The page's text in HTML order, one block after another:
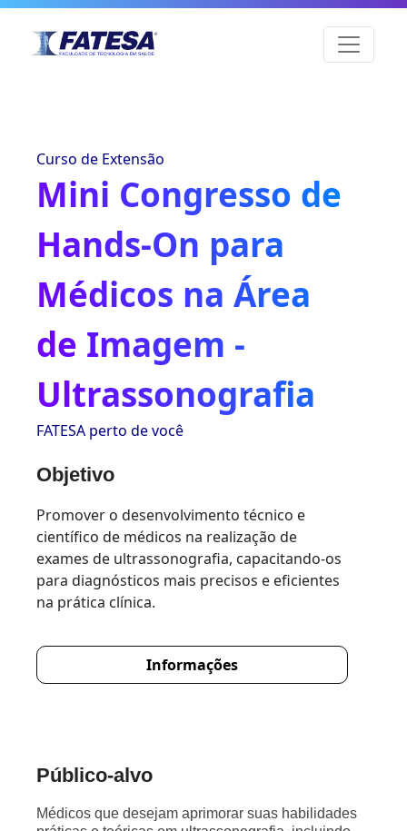
Curso de Extensão
Mini Congresso de
Hands-On para
Médicos na Área
de Imagem -
Ultrassonografia
FATESA perto de você
Objetivo
Promover o desenvolvimento técnico e
científico de médicos na realização de
exames de ultrassonografia, capacitando-os
para diagnósticos mais precisos e eficientes
na prática clínica.
Informações
Público-alvo
Médicos que desejam aprimorar suas habilidades